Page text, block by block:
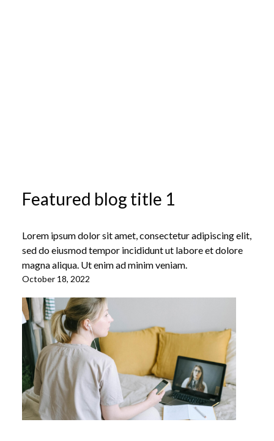
Featured blog title 1
Lorem ipsum dolor sit amet, consectetur adipiscing elit,
sed do eiusmod tempor incididunt ut labore et dolore
magna aliqua. Ut enim ad minim veniam.
October 18, 2022